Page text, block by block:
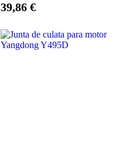
39,86 €